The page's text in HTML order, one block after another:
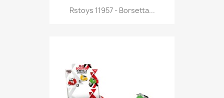
Anteprima
Rstoys 11957 - Borsetta...